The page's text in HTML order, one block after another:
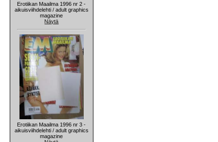
Erotiikan Maailma 1996 nr 2 -
aikuisviihdelehti / adult graphics
magazine
Näytä
Erotiikan Maailma 1996 nr 3 -
aikuisviihdelehti / adult graphics
magazine